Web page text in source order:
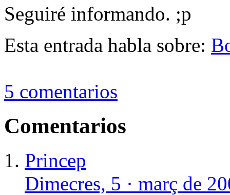
Seguiré informando. ;p
Esta entrada habla sobre:
5 comentarios
Comentarios
Princep
Dimecres, 5 · març de